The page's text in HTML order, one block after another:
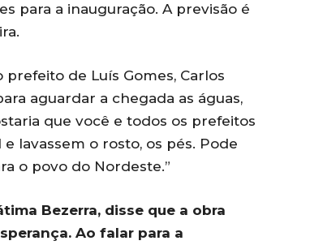
para a inauguração. A previsão é
de Luís Gomes, Carlos
aguardar a chegada as águas,
que você e todos os prefeitos
lavassem o rosto, os pés. Pode
o povo do Nordeste.”
Bezerra, disse que a obra
Ao falar para a